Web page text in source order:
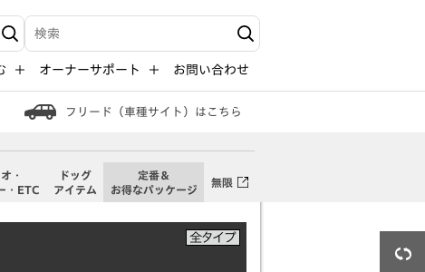
検索キーワード入力
オーナーサポート お問い合わせ
フリード（車種サイト）はこちら
・
・ETC
ドッグ
アイテム
定番＆
お得なパッケージ
無限